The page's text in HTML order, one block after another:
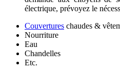
électrique, prévoyez le
Couvertures chaudes &
Nourriture
Eau
Chandelles
Etc.